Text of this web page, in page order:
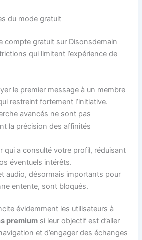
du mode gratuit
compte gratuit sur Disonsdemain
qui limitent l’expérience de
le premier message à un membre
restreint fortement l’initiative.
avancés ne sont pas
la précision des affinités
qui a consulté votre profil, réduisant
éventuels intérêts.
audio, désormais importants pour
entente, sont bloqués.
évidemment les utilisateurs à
premium si leur objectif est d’aller
et d’engager des échanges